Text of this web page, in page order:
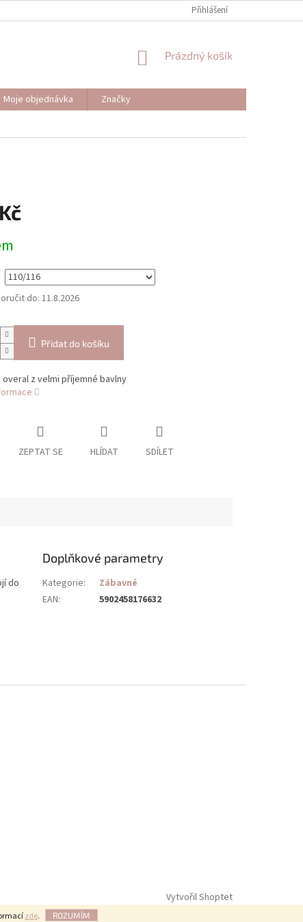
zde. ROZUMÍM
Přihlášení
NÁKUPNÍ
Prázdný košík
Moje objednávka
Značky
do: 11.8.2026
Přidat do košíku
overal z velmi příjemné bavlny
ZEPTAT SE HLÍDAT SDÍLET
do
Doplňkové parametry
Kategorie:
Zábavné
EAN: 5902458176632
Vytvořil Shoptet